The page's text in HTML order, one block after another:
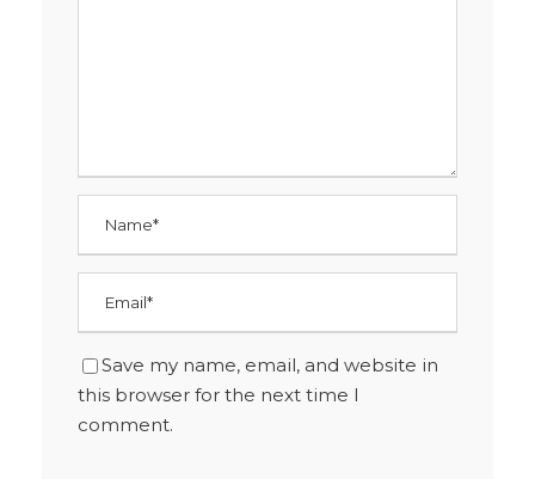
Save my name, email, and website in
this browser for the next time I
comment.